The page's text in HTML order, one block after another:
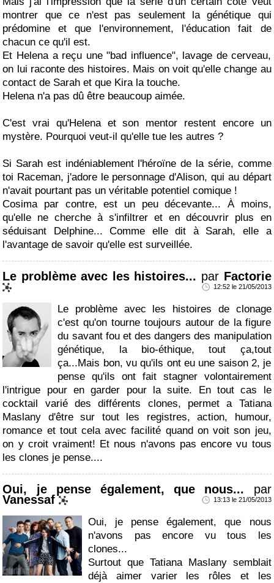
montrer que ce n'est pas seulement la génétique qui
prédomine et que l'environnement, l'éducation fait de
chacun ce qu'il est.
Et Helena a reçu une "bad influence", lavage de cerveau,
on lui raconte des histoires. Mais on voit qu'elle change au
contact de Sarah et que Kira la touche.
Helena n'a pas dû être beaucoup aimée.
C'est vrai qu'Helena et son mentor restent encore un
mystère. Pourquoi veut-il qu'elle tue les autres ?
Si Sarah est indéniablement l'héroïne de la série, comme
toi Raceman, j'adore le personnage d'Alison, qui au départ
n'avait pourtant pas un véritable potentiel comique !
Cosima par contre, est un peu décevante... À moins,
qu'elle ne cherche à s'infiltrer et en découvrir plus en
séduisant Delphine... Comme elle dit à Sarah, elle a
l'avantage de savoir qu'elle est surveillée.
Le problème avec les histoires... par Factorie
12:52 le 21/05/2013
Le problème avec les histoires de clonage
c'est qu'on tourne toujours autour de la figure
du savant fou et des dangers des manipulation
génétique, la bio-éthique, tout ça,tout
ça...Mais bon, vu qu'ils ont eu une saison 2, je
pense qu'ils ont fait stagner volontairement
l'intrigue pour en garder pour la suite. En tout cas le
cocktail varié des différents clones, permet a Tatiana
Maslany d'être sur tout les registres, action, humour,
romance et tout cela avec facilité quand on voit son jeu,
on y croit vraiment! Et nous n'avons pas encore vu tous
les clones je pense....
Oui, je pense également, que nous... par
Vanessaf 13:13 le 21/05/2013
Oui, je pense également, que nous
n'avons pas encore vu tous les
clones...
Surtout que Tatiana Maslany semblait
déjà aimer varier les rôles et les